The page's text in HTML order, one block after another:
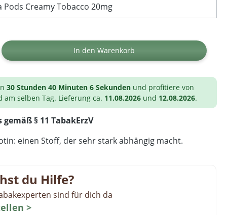
Creamy Tobacco 20mg
den gewünschten Wert ein oder
In den Warenkorb
30 Stunden 40 Minuten 6 Sekunden und profitiere von
am selben Tag. Lieferung ca. 11.08.2026 und 12.08.2026.
§ 11 TabakErzV
einen Stoff, der sehr stark abhängig macht.
du Hilfe?
sind für dich da
>